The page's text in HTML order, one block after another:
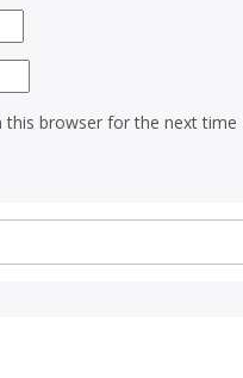
this browser for the next time